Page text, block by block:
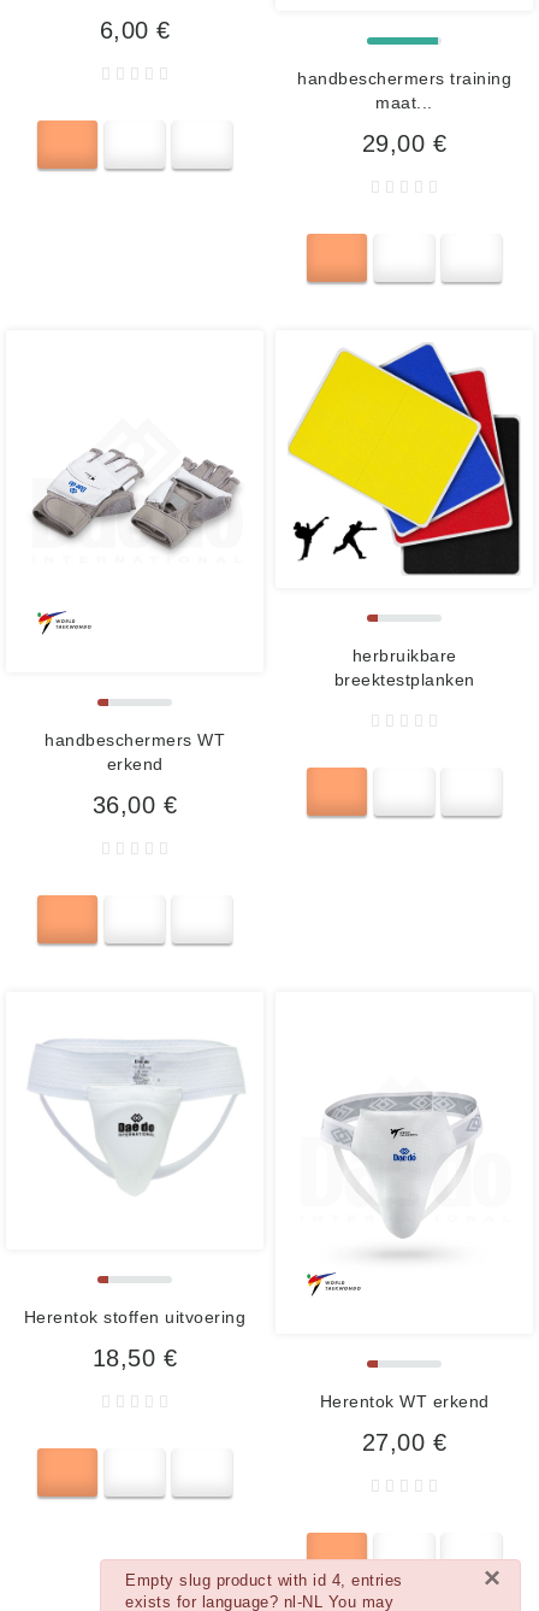
×
danger
Empty slug product with id 4, entries
exists for language? nl-NL You may
6,00 €
handbeschermers training
maat...
29,00 €
handbeschermers WT
erkend
36,00 €
herbruikbare
breektestplanken
Herentok stoffen uitvoering
18,50 €
Herentok WT erkend
27,00 €